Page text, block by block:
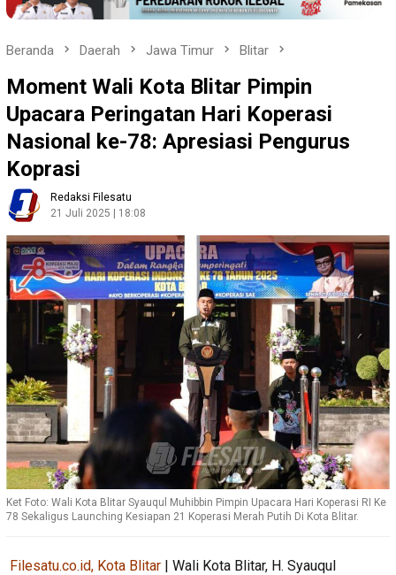
Beranda Daerah Jawa Timur Blitar
Moment Wali Kota Blitar Pimpin
Upacara Peringatan Hari Koperasi
Nasional ke-78: Apresiasi Pengurus
Koprasi
Redaksi Filesatu
21 Juli 2025 | 18:08
Ket Foto: Wali Kota Blitar Syauqul Muhibbin Pimpin Upacara Hari Koperasi RI Ke
78 Sekaligus Launching Kesiapan 21 Koperasi Merah Putih Di Kota Blitar.
Filesatu.co.id, Kota Blitar | Wali Kota Blitar, H. Syauqul